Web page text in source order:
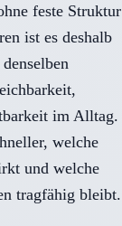
feste Struktur
ist es deshalb
im Alltag.
welche
und welche
tragfähig bleibt.